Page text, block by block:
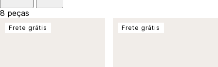
8 peças
Frete grátis Frete grátis